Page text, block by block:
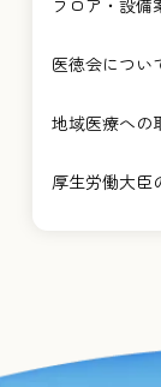
医徳会につい
地域医療への
厚生労働大臣